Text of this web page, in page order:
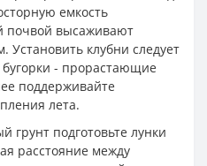
емкость
почвой высаживают
Установить клубни следует
бугорки - прорастающие
поддерживайте
лета.
грунт подготовьте лунки
расстояние между